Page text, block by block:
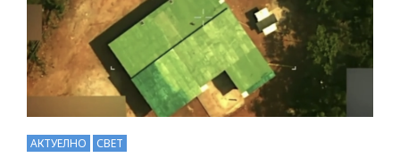
АКТУЕЛНО СВЕТ